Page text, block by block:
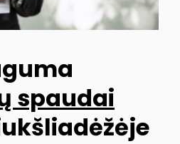
spaudai